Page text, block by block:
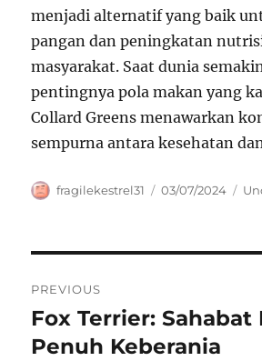
menjadi alternatif yang baik
pangan dan peningkatan
masyarakat. Saat dunia
pentingnya pola makan yang
Collard Greens menawarkan
sempurna antara kesehatan
Author
fragilekestrel31
Posted
03/07/2024
pos
PREVIOUS
Previous
post:
Fox Terrier: Sahabat
Penuh Keberania